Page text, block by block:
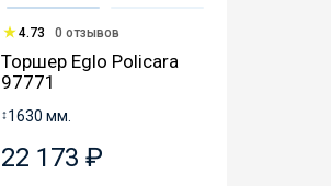
4.73 0 отзывов
Торшер Eglo Policara
97771
↕1630 мм.
22 173 ₽